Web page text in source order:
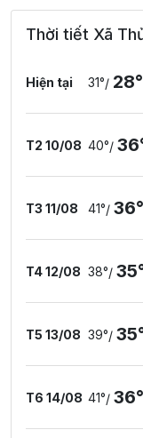
Thời tiết Xã
Hiện tại 31°/ 28°
T2 10/08 40°/
T3 11/08 41°/ 36°
T4 12/08 38°/
T5 13/08 39°/
T6 14/08 41°/ 36°